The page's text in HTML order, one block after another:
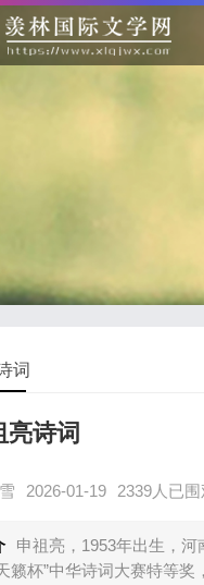
词
亮诗词
2026-01-19 2339人已围
申祖亮，1953年出生，
籁杯”中华诗词大赛特等奖